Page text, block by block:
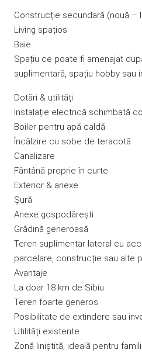
Construcție secundară (nouă –
Living spațios
Baie
Spațiu ce poate fi amenajat
suplimentară, spațiu hobby sau
Dotări & utilități
Instalație electrică schimbată
Boiler pentru apă caldă
Încălzire cu sobe de teracotă
Canalizare
Fântână proprie în curte
Exterior & anexe
Șură
Anexe gospodărești
Grădină generoasă
Teren suplimentar lateral cu
parcelare, construcție sau alte
Avantaje
La doar 18 km de Sibiu
Teren foarte generos
Posibilitate de extindere sau
Utilități existente
Zonă liniștită, ideală pentru